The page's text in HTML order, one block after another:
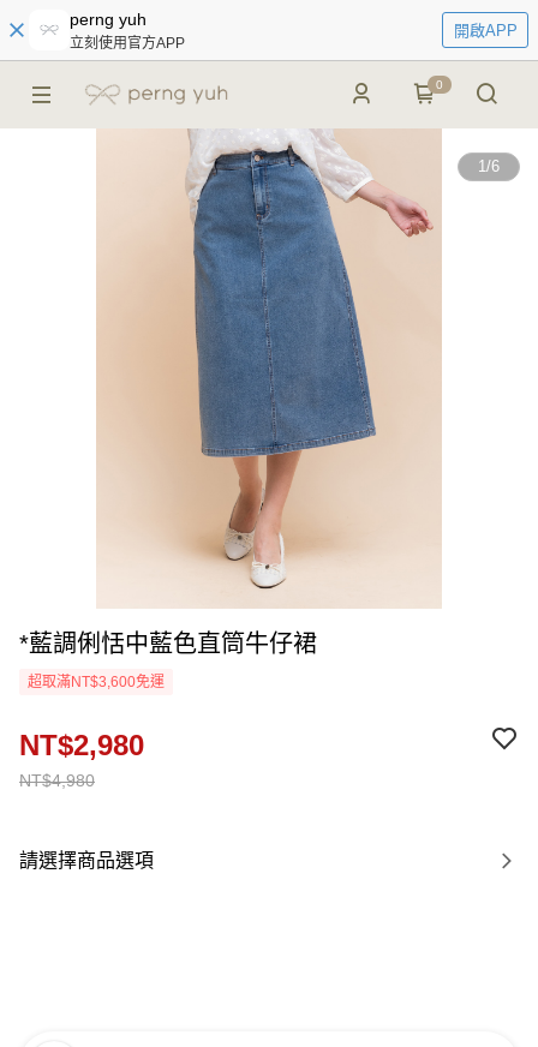
perng yuh
立刻使用官方APP
開啟APP
0
1/6
*藍調俐恬中藍色直筒牛仔裙
超取滿NT$3,600免運
NT$4,980
NT$2,980
請選擇商品選項